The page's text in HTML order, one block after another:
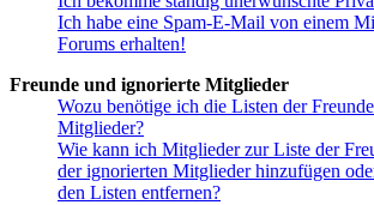
Ich habe eine Spam-E-Mail von einem
Forums erhalten!
Freunde und ignorierte Mitglieder
Wozu benötige ich die Listen der
Mitglieder?
Wie kann ich Mitglieder zur Liste der
der ignorierten Mitglieder hinzufügen
den Listen entfernen?